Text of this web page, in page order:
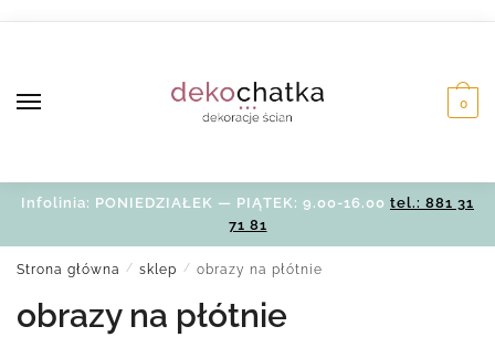
0
Infolinia: PONIEDZIAŁEK — PIĄTEK: 9.00-16.00 tel.: 881 31
71 81
Strona główna / sklep / obrazy na płótnie
obrazy na płótnie